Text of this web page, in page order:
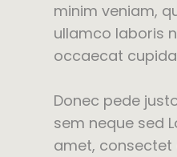
minim veniam,
ullamco laboris
occaecat
Donec pede
sem neque sed
amet, consectet